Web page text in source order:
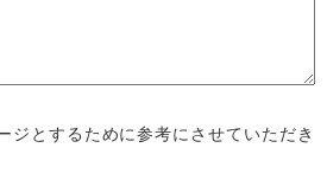
とするために参考にさせていただき